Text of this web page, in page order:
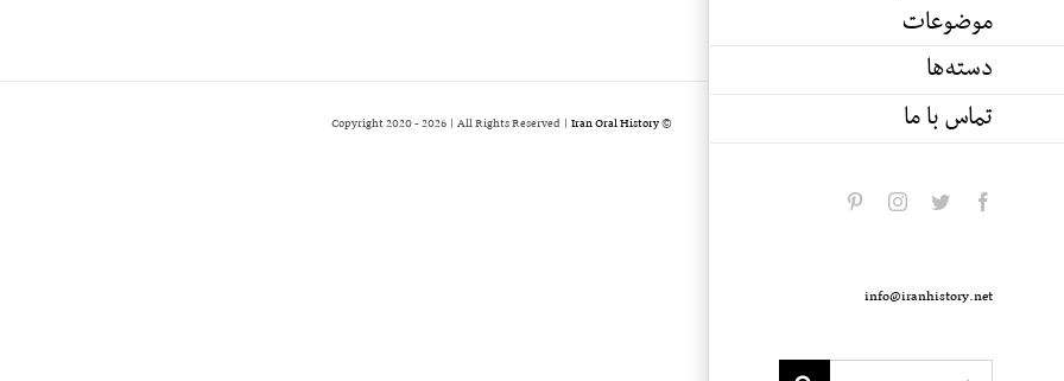
موضوعات
دسته‌ها
تماس با ما
facebook
twitter
instagram
info@iranhistory.net
© Copyright 2020 -
2026 | All Rights Reserved | Iran Oral History